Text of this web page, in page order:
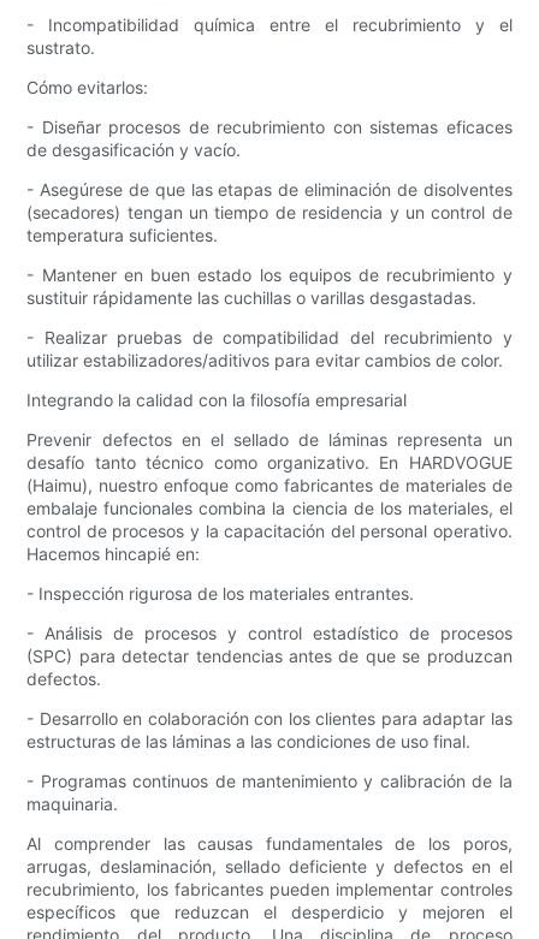
- Incompatibilidad química entre el recubrimiento y el
sustrato.
Cómo evitarlos:
- Diseñar procesos de recubrimiento con sistemas eficaces
de desgasificación y vacío.
- Asegúrese de que las etapas de eliminación de disolventes
(secadores) tengan un tiempo de residencia y un control de
temperatura suficientes.
- Mantener en buen estado los equipos de recubrimiento y
sustituir rápidamente las cuchillas o varillas desgastadas.
- Realizar pruebas de compatibilidad del recubrimiento y
utilizar estabilizadores/aditivos para evitar cambios de color.
Integrando la calidad con la filosofía empresarial
Prevenir defectos en el sellado de láminas representa un
desafío tanto técnico como organizativo. En HARDVOGUE
(Haimu), nuestro enfoque como fabricantes de materiales de
embalaje funcionales combina la ciencia de los materiales, el
control de procesos y la capacitación del personal operativo.
Hacemos hincapié en:
- Inspección rigurosa de los materiales entrantes.
- Análisis de procesos y control estadístico de procesos
(SPC) para detectar tendencias antes de que se produzcan
defectos.
- Desarrollo en colaboración con los clientes para adaptar las
estructuras de las láminas a las condiciones de uso final.
- Programas continuos de mantenimiento y calibración de la
maquinaria.
Al comprender las causas fundamentales de los poros,
arrugas, deslaminación, sellado deficiente y defectos en el
recubrimiento, los fabricantes pueden implementar controles
específicos que reduzcan el desperdicio y mejoren el
rendimiento del producto. Una disciplina de proceso